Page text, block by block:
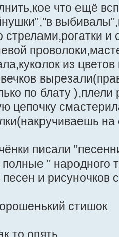
что ещё
стрелами,рогатки и
из
по блату ),плели
цепочку
писали
" народного
песен и рисуночков
стишок
то опять